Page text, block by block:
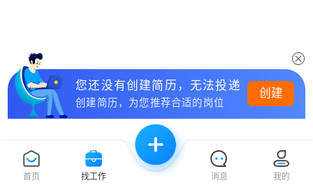
首页 找工作 消息 我的
您还没有创建简历，无法投递
创建简历，为您推荐合适的岗位
创建